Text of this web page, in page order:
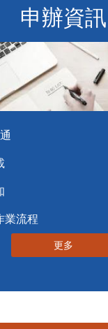
申辦資訊
業流程
更多